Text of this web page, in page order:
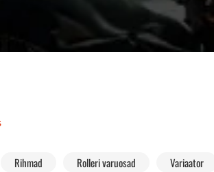
Rihmad Rolleri varuosad Variaator